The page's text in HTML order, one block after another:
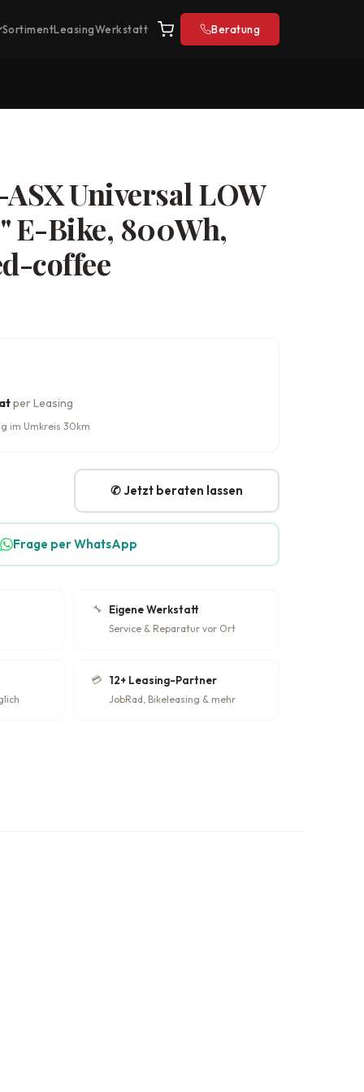
SortimentLeasingWerkstatt Beratung
Universal LOW
E-Bike, 800Wh,
coffee
per Leasing
im Umkreis 30km
✆ Jetzt beraten lassen
Frage per WhatsApp
🔧 Eigene Werkstatt
Service & Reparatur vor Ort
💳 12+ Leasing-Partner
JobRad, Bikeleasing & mehr